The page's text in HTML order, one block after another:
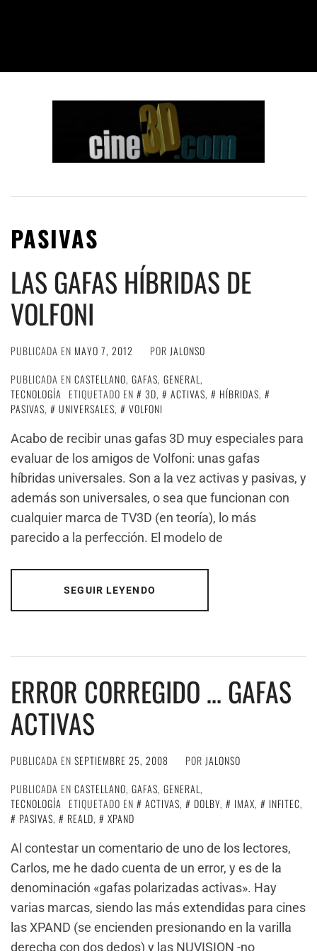
PASIVAS
LAS GAFAS HÍBRIDAS DE
VOLFONI
PUBLICADA EN MAYO 7, 2012 POR JALONSO
PUBLICADA EN CASTELLANO, GAFAS, GENERAL,
TECNOLOGÍA
ETIQUETADO EN 3D, ACTIVAS, HÍBRIDAS,
PASIVAS, UNIVERSALES,
VOLFONI
Acabo de recibir unas gafas 3D muy especiales para
evaluar de los amigos de Volfoni: unas gafas
híbridas universales. Son a la vez activas y pasivas, y
además son universales, o sea que funcionan con
cualquier marca de TV3D (en teoría), lo más
parecido a la perfección. El modelo de
SEGUIR LEYENDO
ERROR CORREGIDO … GAFAS
ACTIVAS
PUBLICADA EN SEPTIEMBRE 25, 2008 POR JALONSO
PUBLICADA EN CASTELLANO, GAFAS, GENERAL,
TECNOLOGÍA
ETIQUETADO EN ACTIVAS, DOLBY, IMAX, INFITEC,
PASIVAS, REALD,
XPAND
Al contestar un comentario de uno de los lectores,
Carlos, me he dado cuenta de un error, y es de la
denominación «gafas polarizadas activas». Hay
varias marcas, siendo las más extendidas para cines
las XPAND (se encienden presionando en la varilla
derecha con dos dedos) y las NUVISION -no